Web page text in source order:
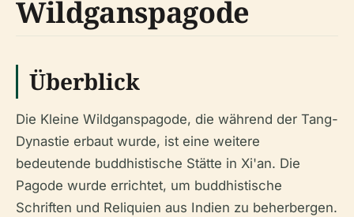
Wildganspagode
Überblick
Die Kleine Wildganspagode, die während der Tang-
Dynastie erbaut wurde, ist eine weitere
bedeutende buddhistische Stätte in Xi'an. Die
Pagode wurde errichtet, um buddhistische
Schriften und Reliquien aus Indien zu beherbergen.